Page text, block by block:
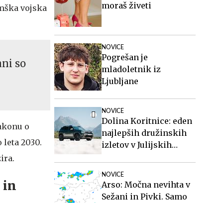
vojska
so
o
2030.
in
moraš živeti
NOVICE
Pogrešan je
mladoletnik iz
Ljubljane
NOVICE
Dolina Koritnice: eden
najlepših družinskih
izletov v Julijskih
NOVICE
Arso: Močna nevihta v
Sežani in Pivki. Samo